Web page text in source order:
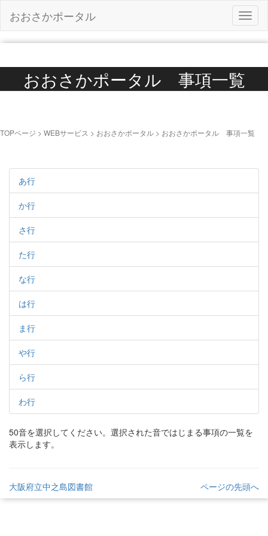
メニューをとばして検索入力窓にジャンプ
ナビ
おおさかポータル
おおさかポータル 事項一覧
TOPページ > WEBサービス > おおさかポータル > おおさかポータル 事項一覧
事項名の50音選択
あ行
か行
さ行
た行
な行
は行
ま行
や行
ら行
わ行
事項一覧
50音を選択してください。選択された音ではじまる事項の一覧を
表示します。
ページの先頭へ
大阪府立中之島図書館